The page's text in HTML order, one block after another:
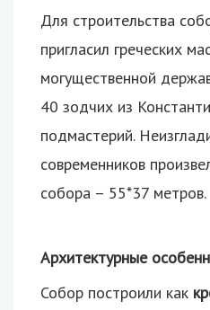
Для строительства
пригласил греческих
могущественной
40 зодчих из
подмастерий.
современников
собора – 55*37 метров.
Архитектурные
Собор построили как